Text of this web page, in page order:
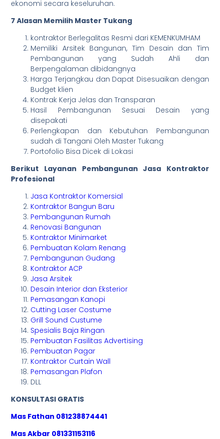
ekonomi secara keseluruhan.
7 Alasan Memilih Master Tukang
kontraktor Berlegalitas Resmi dari KEMENKUMHAM
Memiliki Arsitek Bangunan, Tim Desain dan Tim
Pembangunan yang Sudah Ahli dan
Berpengalaman dibidangnya
Harga Terjangkau dan Dapat Disesuaikan dengan
Budget klien
Kontrak Kerja Jelas dan Transparan
Hasil Pembangunan Sesuai Desain yang
disepakati
Perlengkapan dan Kebutuhan Pembangunan
sudah di Tangani Oleh Master Tukang
Portofolio Bisa Dicek di Lokasi
Berikut Layanan Pembangunan Jasa Kontraktor
Profesional
Jasa Kontraktor Komersial
Kontraktor Bangun Baru
Pembangunan Rumah
Renovasi Bangunan
Kontraktor Minimarket
Pembuatan Kolam Renang
Pembangunan Gudang
Kontraktor ACP
Jasa Arsitek
Desain Interior dan Eksterior
Pemasangan Kanopi
Cutting Laser Costume
Grill Sound Custume
Spesialis Baja Ringan
Pembuatan Fasilitas Advertising
Pembuatan Pagar
Kontraktor Curtain Wall
Pemasangan Plafon
DLL
KONSULTASI GRATIS
Mas Fathan 081238874441
Mas Akbar 081331153116